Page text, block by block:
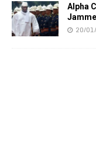
Alpha
20/